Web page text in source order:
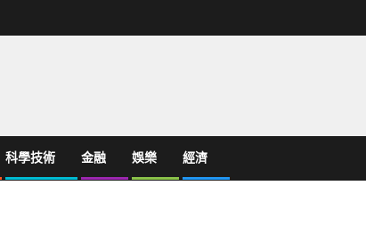
科學技術 金融 娛樂 經濟